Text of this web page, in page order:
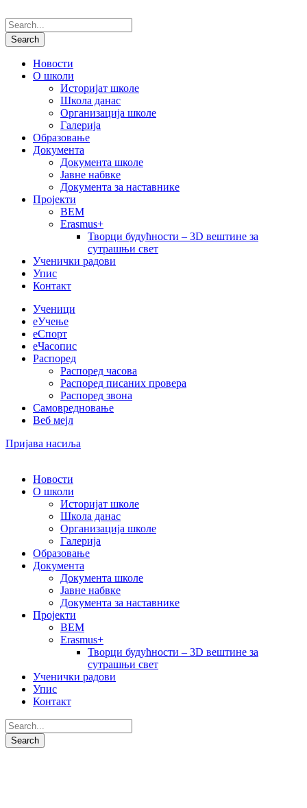
Новости
О школи
Историјат школе
Школа данас
Организација школе
Галерија
Образовање
Документа
Документа школе
Јавне набвке
Документа за наставнике
Пројекти
BEM
Erasmus+
Творци будућности – 3D вештине за
сутрашњи свет
Ученички радови
Упис
Контакт
Ученици
еУчење
еСпорт
еЧасопис
Распоред
Распоред часова
Распоред писаних провера
Распоред звона
Самовредновање
Веб мејл
Пријава насиља
Новости
О школи
Историјат школе
Школа данас
Организација школе
Галерија
Образовање
Документа
Документа школе
Јавне набвке
Документа за наставнике
Пројекти
BEM
Erasmus+
Творци будућности – 3D вештине за
сутрашњи свет
Ученички радови
Упис
Контакт